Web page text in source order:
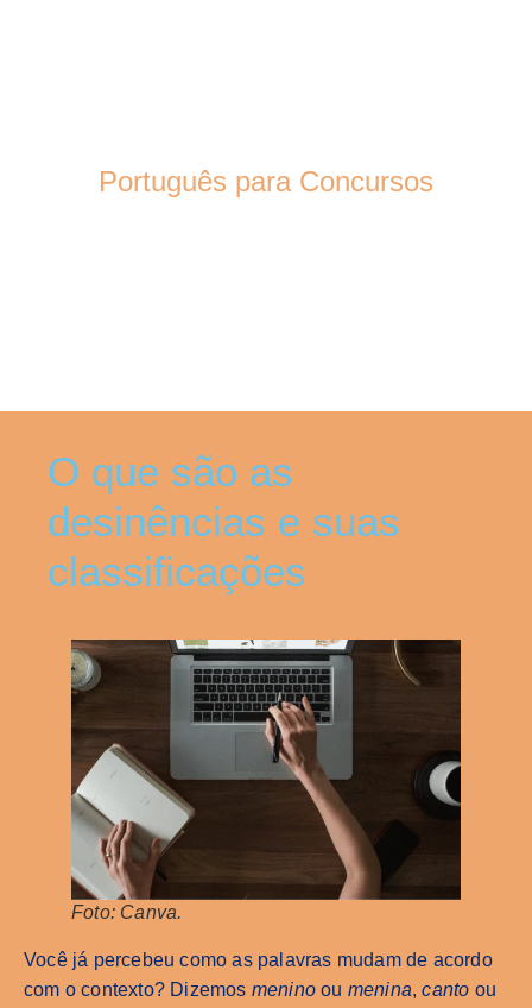
Português para Concursos
O que são as
desinências e suas
classificações
Foto: Canva.
Você já percebeu como as palavras mudam de acordo
com o contexto? Dizemos menino ou menina,canto ou